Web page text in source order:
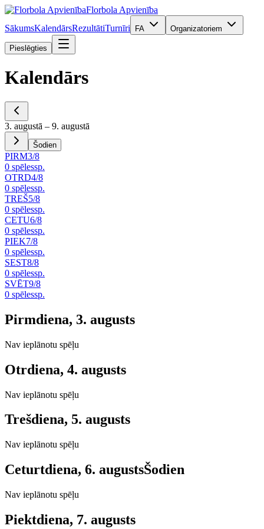
Florbola Apvienība
SākumsKalendārsRezultātiTurnīri FA Organizatoriem
Pieslēgties
Kalendārs
3. augustā – 9. augustā
Šodien
PIRM3/8
0 spēlessp.
OTRD4/8
0 spēlessp.
TREŠ5/8
0 spēlessp.
CETU6/8
0 spēlessp.
PIEK7/8
0 spēlessp.
SEST8/8
0 spēlessp.
SVĒT9/8
0 spēlessp.
Pirmdiena, 3. augusts
Nav ieplānotu spēļu
Otrdiena, 4. augusts
Nav ieplānotu spēļu
Trešdiena, 5. augusts
Nav ieplānotu spēļu
Ceturtdiena, 6. augustsŠodien
Nav ieplānotu spēļu
Piektdiena, 7. augusts